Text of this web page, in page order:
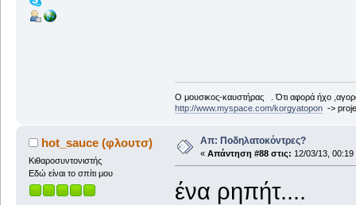
Ο μουσικος-καυστήρας . Ότι αφορά ήχο
http://www.myspace.com/korgyatopon->
hot_sauce (φλουτσ)
Κιθαροσυντονιστής
Εδώ είναι το σπίτι μου
Απ: Ποδηλατοκόντρες?
« Απάντηση #88 στις: 12/03/13, 00:19
ένα ρηπήτ....